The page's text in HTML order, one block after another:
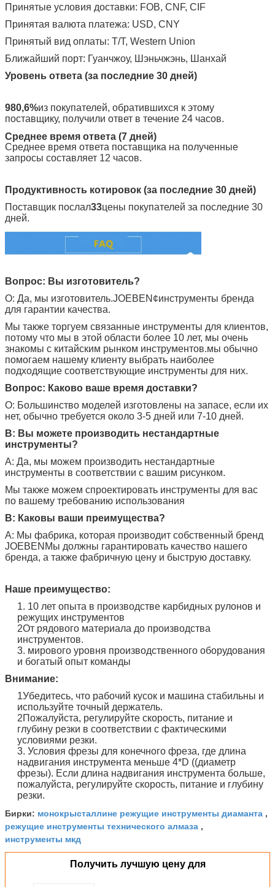
Принятые условия доставки: FOB, CNF, CIF
Принятая валюта платежа: USD, CNY
Принятый вид оплаты: T/T, Western Union
Ближайший порт: Гуанчжоу, Шэньчжэнь, Шанхай
Уровень ответа (за последние 30 дней)
980,6%из покупателей, обратившихся к этому
поставщику, получили ответ в течение 24 часов.
Среднее время ответа (7 дней)
Среднее время ответа поставщика на полученные
запросы составляет 12 часов.
Продуктивность котировок (за последние 30 дней)
Поставщик послал33цены покупателей за последние 30
дней.
Вопрос: Вы изготовитель?
О: Да, мы изготовитель.JOEBEN ¢инструменты бренда
для гарантии качества.
Мы также торгуем связанные инструменты для клиентов,
потому что мы в этой области более 10 лет, мы очень
знакомы с китайским рынком инструментов.мы обычно
помогаем нашему клиенту выбрать наиболее
подходящие соответствующие инструменты для них.
Вопрос: Каково ваше время доставки?
О: Большинство моделей изготовлены на запасе, если их
нет, обычно требуется около 3-5 дней или 7-10 дней.
В: Вы можете производить нестандартные
инструменты?
A: Да, мы можем производить нестандартные
инструменты в соответствии с вашим рисунком.
Мы также можем спроектировать инструменты для вас
по вашему требованию использования
В: Каковы ваши преимущества?
A: Мы фабрика, которая производит собственный бренд
JOEBEN Мы должны гарантировать качество нашего
бренда, а также фабричную цену и быструю доставку.
Наше преимущество:
1. 10 лет опыта в производстве карбидных рулонов и
режущих инструментов
2От рядового материала до производства
инструментов.
3. мирового уровня производственного оборудования
и богатый опыт команды
Внимание:
1Убедитесь, что рабочий кусок и машина стабильны и
используйте точный держатель.
2Пожалуйста, регулируйте скорость, питание и
глубину резки в соответствии с фактическими
условиями резки.
3. Условия фрезы для конечного фреза, где длина
надвигания инструмента меньше 4*D ((диаметр
фрезы). Если длина надвигания инструмента больше,
пожалуйста, регулируйте скорость, питание и глубину
резки.
Бирки: монокрысталлине режущие инструменты диаманта ,
режущие инструменты технического алмаза ,
инструменты мкд
Получить лучшую цену для